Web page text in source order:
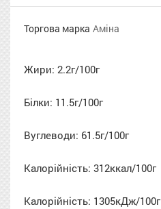
Торгова марка Аміна
Жири: 2.2г/100г
Білки: 11.5г/100г
Вуглеводи: 61.5г/100г
Калорійність: 312ккал/100г
Калорійність: 1305кДж/100г